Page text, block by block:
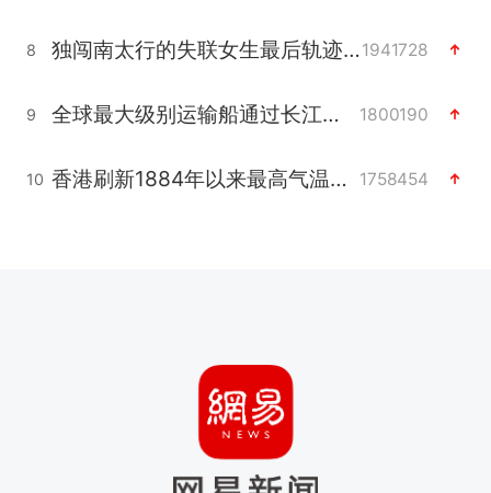
8 独闯南太行的失联女生最后轨迹已确认1941728
9 全球最大级别运输船通过长江大桥 1800190
10 香港刷新1884年以来最高气温纪录 1758454